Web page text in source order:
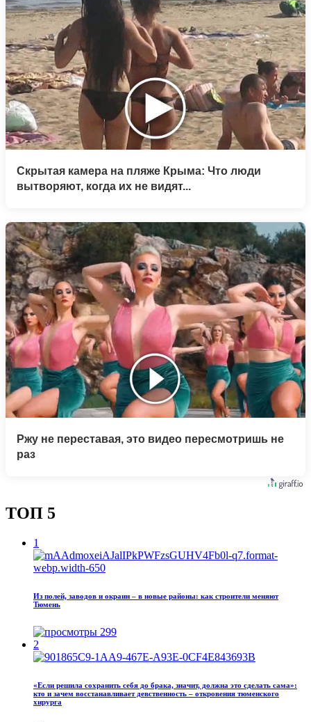
Скрытая камера на пляже Крыма: Что люди
вытворяют, когда их не видят...
Ржу не переставая, это видео пересмотришь не
раз
ТОП 5
1
Из полей, заводов и окраин – в новые районы: как строители меняют
Тюмень
299
2
«Если решила сохранить себя до брака, значит, должна это сделать сама»:
кто и зачем восстанавливает девственность – откровения тюменского
хирурга